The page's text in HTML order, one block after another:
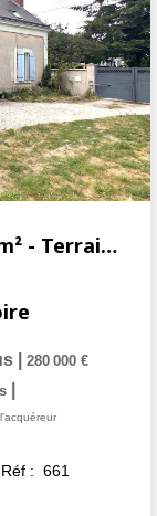
Maison de caractère 140 m² - Terrain 1820 m²
280 000 €
Réf : 661